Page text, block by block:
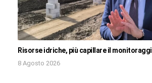
Risorse idriche, più capillare il
8 Agosto 2026